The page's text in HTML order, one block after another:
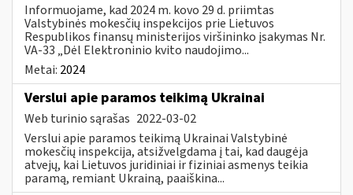
Informuojame, kad 2024 m. kovo 29 d. priimtas
Valstybinės mokesčių inspekcijos prie Lietuvos
Respublikos finansų ministerijos viršininko įsakymas Nr.
VA-33 „Dėl Elektroninio kvito naudojimo...
Metai: 2024
Verslui apie paramos teikimą Ukrainai
Web turinio sąrašas 2022-03-02
Verslui apie paramos teikimą Ukrainai Valstybinė
mokesčių inspekcija, atsižvelgdama į tai, kad daugėja
atvejų, kai Lietuvos juridiniai ir fiziniai asmenys teikia
paramą, remiant Ukrainą, paaiškina...